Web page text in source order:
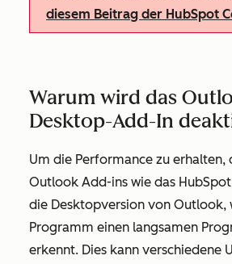
diesem Beitrag der HubSpot
Warum wird das
Desktop-Add-In
Um die Performance zu
Outlook Add-ins wie das
die Desktopversion von Outlook,
Programm einen langsamen
erkennt. Dies kann verschiedene